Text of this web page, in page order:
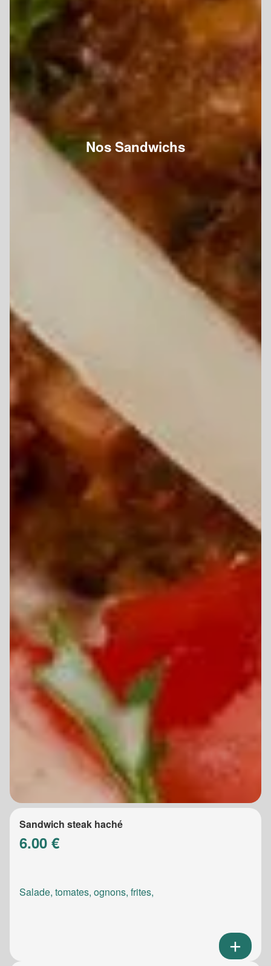
Nos Sandwichs
Sandwich steak haché
6.00 €
Salade, tomates, ognons, frites,